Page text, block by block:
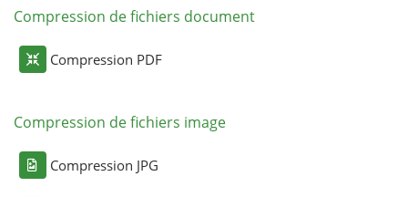
Compression de fichiers document
Compression PDF
Compression de fichiers image
Compression JPG